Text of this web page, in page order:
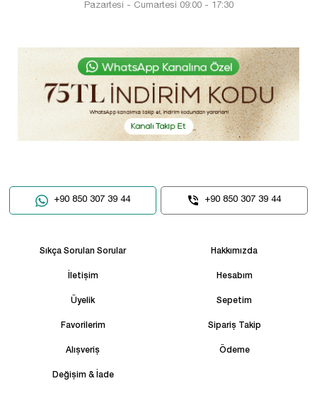
Pazartesi - Cumartesi 09:00 - 17:30
+90 850 307 39 44 +90 850 307 39 44
Sıkça Sorulan Sorular Hakkımızda
İletişim Hesabım
Üyelik Sepetim
Favorilerim Sipariş Takip
Alışveriş Ödeme
Değişim & İade